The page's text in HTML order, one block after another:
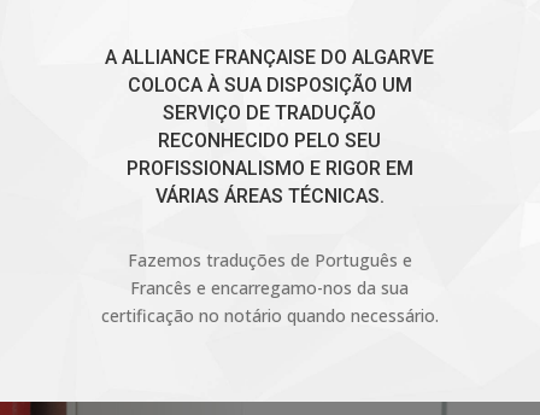
A ALLIANCE FRANÇAISE DO ALGARVE
COLOCA À SUA DISPOSIÇÃO UM
SERVIÇO DE TRADUÇÃO
RECONHECIDO PELO SEU
PROFISSIONALISMO E RIGOR EM
VÁRIAS ÁREAS TÉCNICAS.
Fazemos traduções de Português e
Francês e encarregamo-nos da sua
certificação no notário quando necessário.